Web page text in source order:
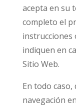
acepta en su
completo el
instrucciones
indiquen en
Sitio Web.
En todo
navegación